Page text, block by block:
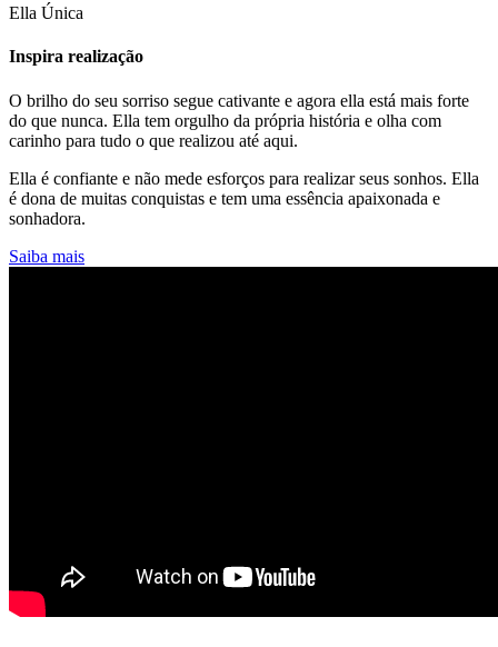
Ella Única
Inspira realização
O brilho do seu sorriso segue cativante e agora ella está mais forte
do que nunca. Ella tem orgulho da própria história e olha com
carinho para tudo o que realizou até aqui.
Ella é confiante e não mede esforços para realizar seus sonhos. Ella
é dona de muitas conquistas e tem uma essência apaixonada e
sonhadora.
Saiba mais